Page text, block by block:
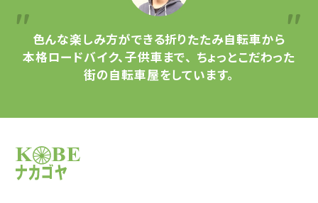
色んな楽しみ方ができる折りたたみ自転車から
本格ロードバイク、子供車まで、 ちょっとこだわった
街の自転車屋をしています。
サイクルショップナカゴヤ